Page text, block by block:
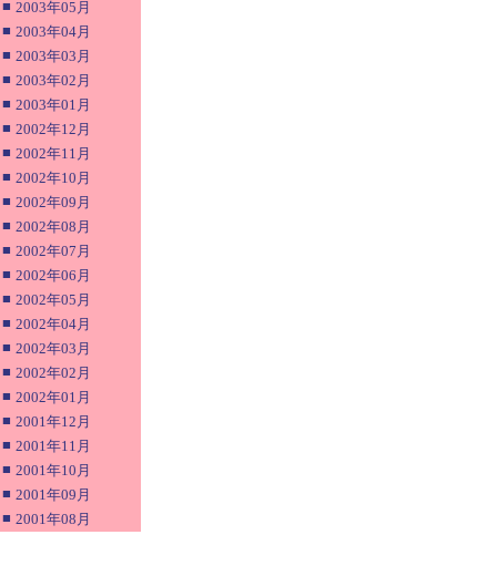
■ 2003年05月
■ 2003年04月
■ 2003年03月
■ 2003年02月
■ 2003年01月
■ 2002年12月
■ 2002年11月
■ 2002年10月
■ 2002年09月
■ 2002年08月
■ 2002年07月
■ 2002年06月
■ 2002年05月
■ 2002年04月
■ 2002年03月
■ 2002年02月
■ 2002年01月
■ 2001年12月
■ 2001年11月
■ 2001年10月
■ 2001年09月
■ 2001年08月